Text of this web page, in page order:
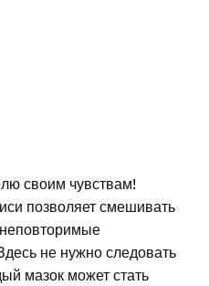
своим чувствам!
позволяет смешивать
не нужно следовать
мазок может стать